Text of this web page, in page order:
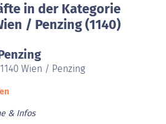
in der Kategorie
/ Penzing (1140)
Wien / Penzing
& Infos